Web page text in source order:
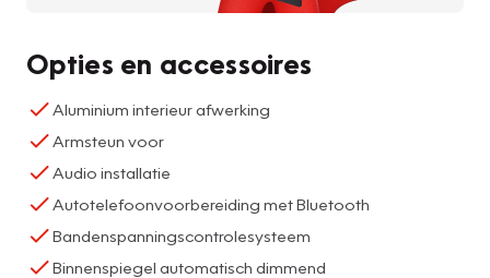
Opties en accessoires
Aluminium interieur afwerking
Armsteun voor
Audio installatie
Autotelefoonvoorbereiding met Bluetooth
Bandenspanningscontrolesysteem
Binnenspiegel automatisch dimmend